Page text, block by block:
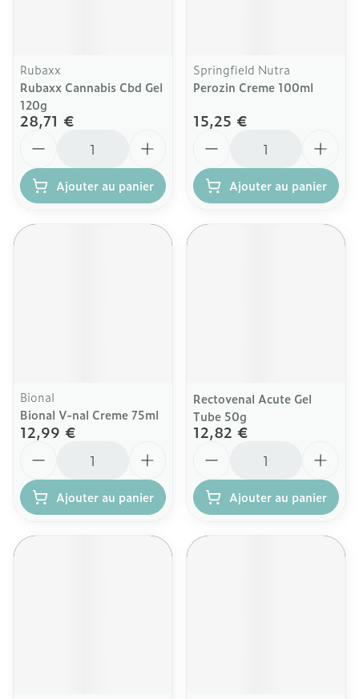
Rubaxx
Rubaxx Cannabis Cbd Gel
120g
28,71 €
Ajouter au panier
Springfield Nutra
Perozin Creme 100ml
15,25 €
Ajouter au panier
Bional
Bional V-nal Creme 75ml
12,99 €
Ajouter au panier
Rectovenal Acute Gel
Tube 50g
12,82 €
Ajouter au panier